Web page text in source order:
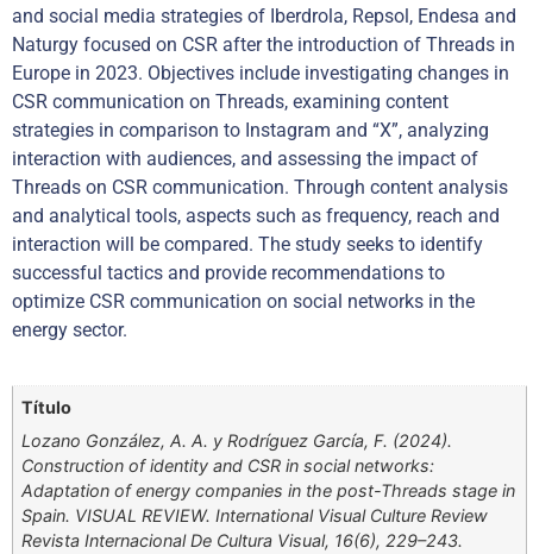
and social media strategies of Iberdrola, Repsol, Endesa and
Naturgy focused on CSR after the introduction of Threads in
Europe in 2023. Objectives include investigating changes in
CSR communication on Threads, examining content
strategies in comparison to Instagram and “X”, analyzing
interaction with audiences, and assessing the impact of
Threads on CSR communication. Through content analysis
and analytical tools, aspects such as frequency, reach and
interaction will be compared. The study seeks to identify
successful tactics and provide recommendations to
optimize CSR communication on social networks in the
energy sector.
Título
Lozano González, A. A. y Rodríguez García, F. (2024).
Construction of identity and CSR in social networks:
Adaptation of energy companies in the post-Threads stage in
Spain. VISUAL REVIEW. International Visual Culture Review
Revista Internacional De Cultura Visual, 16(6), 229–243.